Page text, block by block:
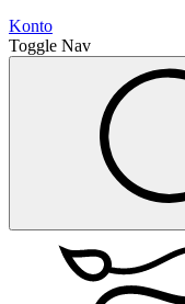
Konto
Toggle Nav